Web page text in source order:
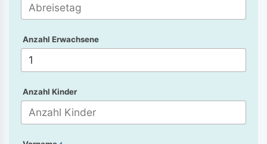
Anzahl Erwachsene
Anzahl Kinder